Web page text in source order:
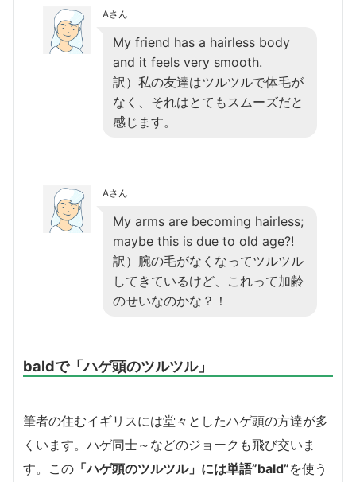
Aさん
My friend has a hairless body
and it feels very smooth.
訳）私の友達はツルツルで体毛が
なく、それはとてもスムーズだと
感じます。
Aさん
My arms are becoming hairless;
maybe this is due to old age?!
訳）腕の毛がなくなってツルツル
してきているけど、これって加齢
のせいなのかな？！
baldで「ハゲ頭のツルツル」
筆者の住むイギリスには堂々としたハゲ頭の方達が多
くいます。ハゲ同士～などのジョークも飛び交いま
す。この 「ハゲ頭のツルツル」には単語”bald”を使う